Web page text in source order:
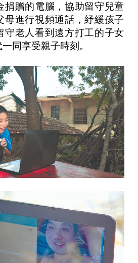
捐贈的電腦，協助留守兒童
母進行視頻通話，紓緩孩子
守老人看到遠方打工的子女
同享受親子時刻。